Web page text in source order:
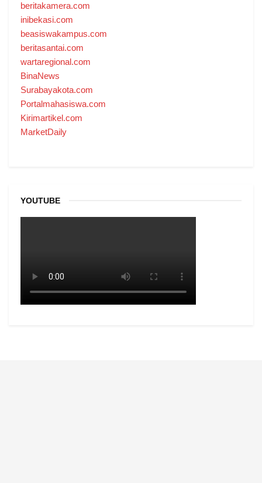
beritakamera.com
inibekasi.com
beasiswakampus.com
beritasantai.com
wartaregional.com
BinaNews
Surabayakota.com
Portalmahasiswa.com
Kirimartikel.com
MarketDaily
YOUTUBE